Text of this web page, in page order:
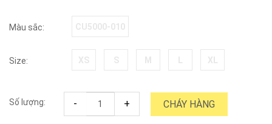
Màu sắc:
Size:
Số lượng: - + CHÁY HÀNG